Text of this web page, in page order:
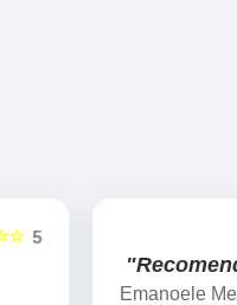
"Recomendo!!!"
Emanoele Medina